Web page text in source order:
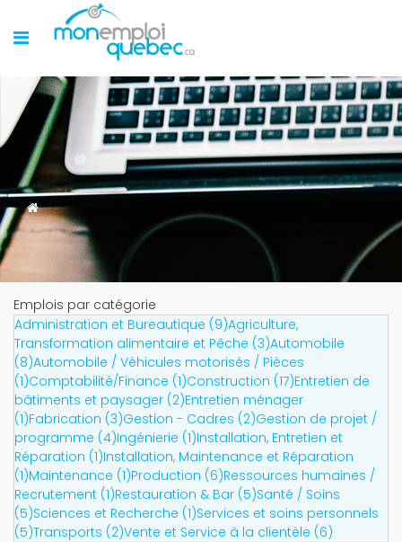
Emplois par catégorie
Administration et Bureautique (9)Agriculture,
Transformation alimentaire et Pêche (3)Automobile
(8)Automobile / Véhicules motorisés / Pièces
(1)Comptabilité/Finance (1)Construction (17)Entretien de
bâtiments et paysager (2)Entretien ménager
(1)Fabrication (3)Gestion - Cadres (2)Gestion de projet /
programme (4)Ingénierie (1)Installation, Entretien et
Réparation (1)Installation, Maintenance et Réparation
(1)Maintenance (1)Production (6)Ressources humaines /
Recrutement (1)Restauration & Bar (5)Santé / Soins
(5)Sciences et Recherche (1)Services et soins personnels
(5)Transports (2)Vente et Service à la clientèle (6)